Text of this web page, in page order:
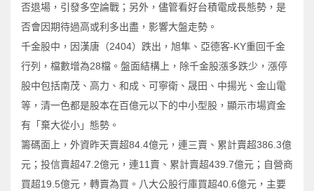
否退場，引發多空論戰；另外，儘管看好台積電成長態勢，是
否會因期待過高或利多出盡，影響大盤走勢。
千金股中，因漢唐（2404）跌出，旭隼、亞德客-KY重回千金
行列，檔數增為28檔。盤面結構上，除千金股漲多跌少，漲停
股中包括南茂、高力、和成、可寧衛、晟田、中揚光、金山電
等，清一色都是股本在百億元以下的中小型股，顯示市場資金
有「棄大從小」態勢。
籌碼面上，外資昨天賣超84.4億元，連三賣、累計賣超386.3億
元；投信賣超47.2億元，連11賣、累計賣超439.7億元；自營商
買超19.5億元，轉賣為買。八大公股行庫買超40.6億元，主要